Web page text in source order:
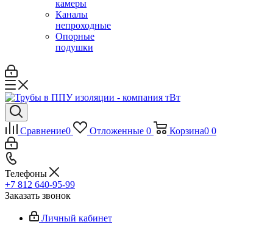
камеры
Каналы
непроходные
Опорные
подушки
Сравнение0 Отложенные 0 Корзина0 0
Телефоны
+7 812 640-95-99
Заказать звонок
Личный кабинет